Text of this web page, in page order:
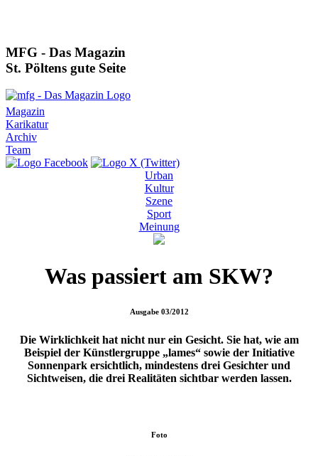
MFG - Das Magazin
St. Pöltens gute Seite
Magazin
Karikatur
Archiv
Team
Urban
Kultur
Szene
Sport
Meinung
Was passiert am SKW?
Ausgabe 03/2012
Die Wirklichkeit hat nicht nur ein Gesicht. Sie hat, wie am
Beispiel der Künstlergruppe „lames“ sowie der Initiative
Sonnenpark ersichtlich, mindestens drei Gesichter und
Sichtweisen, die drei Realitäten sichtbar werden lassen.
Foto